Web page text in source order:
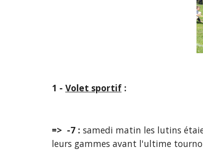
1 - Volet sportif :
=>  -7 : samedi matin les lutins
leurs gammes avant l'ultime